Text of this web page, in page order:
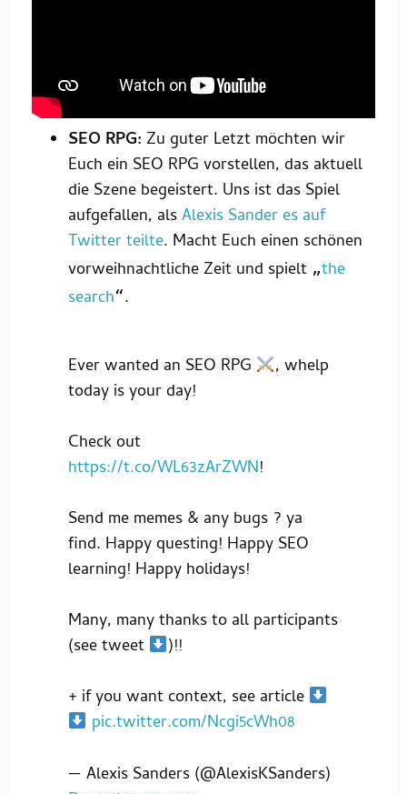
SEO RPG: Zu guter Letzt möchten wir
Euch ein SEO RPG vorstellen, das aktuell
die Szene begeistert. Uns ist das Spiel
aufgefallen, alsAlexis Sander es auf
Twitter teilte. Macht Euch einen schönen
vorweihnachtliche Zeit und spielt „the
search“.
Ever wanted an SEO RPG
, whelp
today is your day!
Check out
https://t.co/WL63zArZWN!
Send me memes & any bugs ? ya
find. Happy questing! Happy SEO
learning! Happy holidays!
Many, many thanks to all participants
(see tweet
)!!
+ if you want context, see article
pic.twitter.com/Ncgi5cWh08
— Alexis Sanders (@AlexisKSanders)